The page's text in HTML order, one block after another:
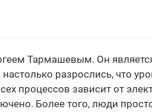
Тармашевым. Он
разрослись, что
процессов зависит от
Более того, люди